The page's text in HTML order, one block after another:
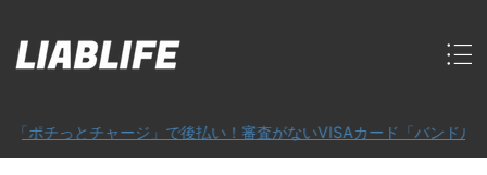
とチャージ」で後払い！審査がないVISAカード「バンドルカード」